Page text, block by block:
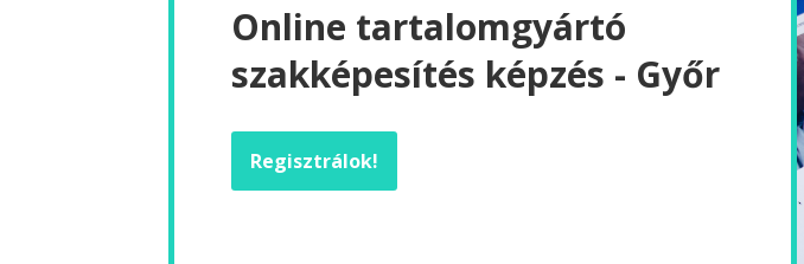
Online tartalomgyártó
szakképesítés képzés - Győr
Regisztrálok!